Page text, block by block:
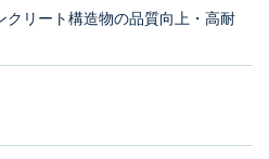
クリート構造物の品質向上・高耐